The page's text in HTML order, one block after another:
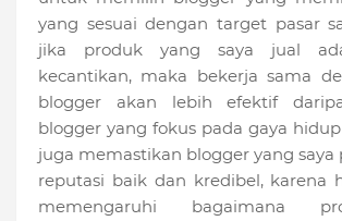
yang sesuai dengan target pasar
jika produk yang saya jual
kecantikan, maka bekerja sama
blogger akan lebih efektif
blogger yang fokus pada gaya
juga memastikan blogger yang
reputasi baik dan kredibel, karena
memengaruhi bagaimana